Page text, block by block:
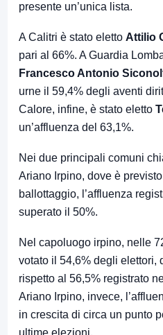
presente un’unica lista.
ACalitri è stato eletto Attilio
pari al 66%. AGuardia
Francesco Antonio
urne il 59,4% degli aventi
Calore, infine, è stato eletto
un’affluenza del 63,1%.
Nei due principali comuni
Ariano Irpino, dove è
ballottaggio, l’affluenza
superato il 50%.
Nel capoluogo irpino, nelle
votato il 54,6% degli elettori,
rispetto al 56,5% registrato
Ariano Irpino, invece,
in crescita di circa un punto
ultime elezioni.